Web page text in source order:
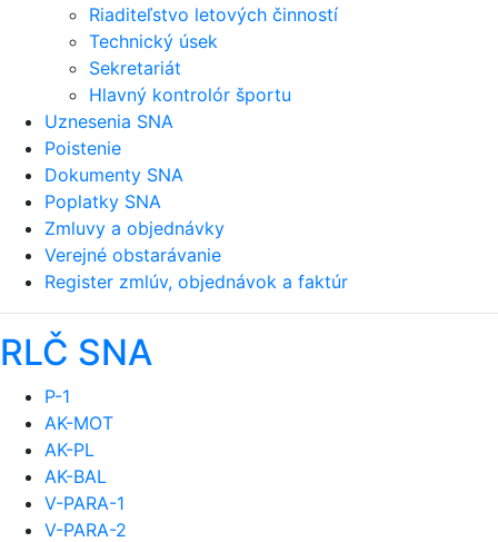
Riaditeľstvo letových činností
Technický úsek
Sekretariát
Hlavný kontrolór športu
Uznesenia SNA
Poistenie
Dokumenty SNA
Poplatky SNA
Zmluvy a objednávky
Verejné obstarávanie
Register zmlúv, objednávok a faktúr
RLČ SNA
P-1
AK-MOT
AK-PL
AK-BAL
V-PARA-1
V-PARA-2